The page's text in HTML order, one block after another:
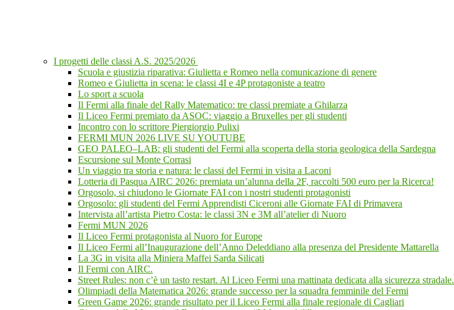
I progetti delle classi A.S. 2025/2026
Scuola e giustizia riparativa: Giulietta e Romeo nella comunicazione di genere
Romeo e Giulietta in scena: le classi 4I e 4P protagoniste a teatro
Lo sport a scuola
Il Fermi alla finale del Rally Matematico: tre classi premiate a Ghilarza
Il Liceo Fermi premiato da ASOC: viaggio a Bruxelles per gli studenti
Incontro con lo scrittore Piergiorgio Pulixi
FERMI MUN 2026 LIVE SU YOUTUBE
GEO PALEO–LAB: gli studenti del Fermi alla scoperta della storia geologica della Sardegna
Escursione sul Monte Corrasi
Un viaggio tra storia e natura: le classi del Fermi in visita a Laconi
Lotteria di Pasqua AIRC 2026: premiata un’alunna della 2F, raccolti 500 euro per la Ricerca!
Orgosolo, si chiudono le Giornate FAI con i nostri studenti protagonisti
Orgosolo: gli studenti del Fermi Apprendisti Ciceroni alle Giornate FAI di Primavera
Intervista all’artista Pietro Costa: le classi 3N e 3M all’atelier di Nuoro
Fermi MUN 2026
Il Liceo Fermi protagonista al Nuoro for Europe
Il Liceo Fermi all’Inaugurazione dell’Anno Deleddiano alla presenza del Presidente Mattarella
La 3G in visita alla Miniera Maffei Sarda Silicati
Il Fermi con AIRC.
Street Rules: non c’è un tasto restart. Al Liceo Fermi una mattinata dedicata alla sicurezza stradale.
Olimpiadi della Matematica 2026: grande successo per la squadra femminile del Fermi
Green Game 2026: grande risultato per il Liceo Fermi alla finale regionale di Cagliari